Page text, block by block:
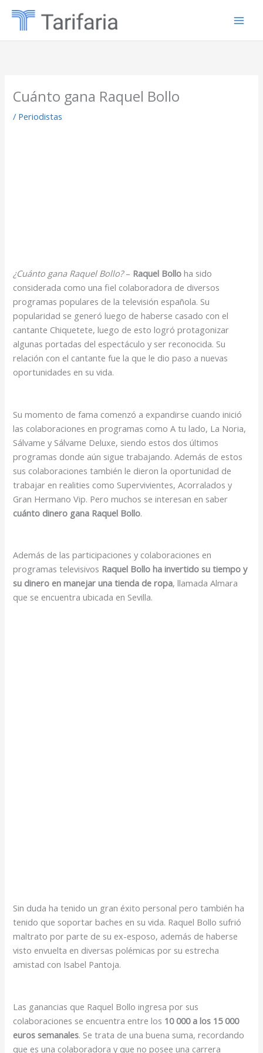
Cuánto gana Raquel Bollo
/ Periodistas
¿Cuánto gana Raquel Bollo?– Raquel Bollo ha sido
considerada como una fiel colaboradora de diversos
programas populares de la televisión española. Su
popularidad se generó luego de haberse casado con el
cantante Chiquetete, luego de esto logró protagonizar
algunas portadas del espectáculo y ser reconocida. Su
relación con el cantante fue la que le dio paso a nuevas
oportunidades en su vida.
Su momento de fama comenzó a expandirse cuando inició
las colaboraciones en programas como A tu lado, La Noria,
Sálvame y Sálvame Deluxe, siendo estos dos últimos
programas donde aún sigue trabajando. Además de estos
sus colaboraciones también le dieron la oportunidad de
trabajar en realities como Supervivientes, Acorralados y
Gran Hermano Vip. Pero muchos se interesan en saber
cuánto dinero gana Raquel Bollo.
Además de las participaciones y colaboraciones en
programas televisivos Raquel Bollo ha invertido su tiempo y
su dinero en manejar una tienda de ropa, llamada Almara
que se encuentra ubicada en Sevilla.
Sin duda ha tenido un gran éxito personal pero también ha
tenido que soportar baches en su vida. Raquel Bollo sufrió
maltrato por parte de su ex-esposo, además de haberse
visto envuelta en diversas polémicas por su estrecha
amistad con Isabel Pantoja.
Las ganancias que Raquel Bollo ingresa por sus
colaboraciones se encuentra entre los 10 000 a los 15 000
euros semanales. Se trata de una buena suma, recordando
que es una colaboradora y que no posee una carrera